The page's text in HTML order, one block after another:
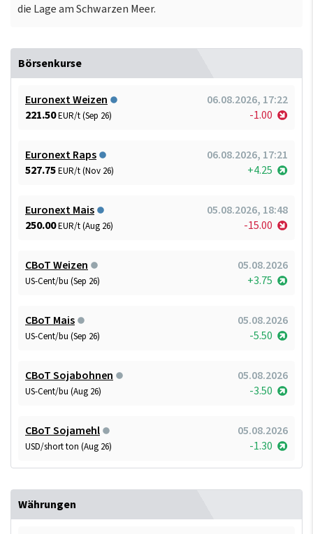
die Lage am Schwarzen Meer.
Börsenkurse
Euronext Weizen
06.08.2026, 17:22
221.50EUR/t (Sep 26) -1.00
Euronext Raps
06.08.2026, 17:21
527.75EUR/t (Nov 26) +4.25
Euronext Mais
05.08.2026, 18:48
250.00EUR/t (Aug 26) -15.00
CBoT Weizen 05.08.2026
US-Cent/bu (Sep 26) +3.75
CBoT Mais 05.08.2026
US-Cent/bu (Sep 26) -5.50
CBoT Sojabohnen 05.08.2026
US-Cent/bu (Aug 26) -3.50
CBoT Sojamehl 05.08.2026
USD/short ton (Aug 26) -1.30
Währungen